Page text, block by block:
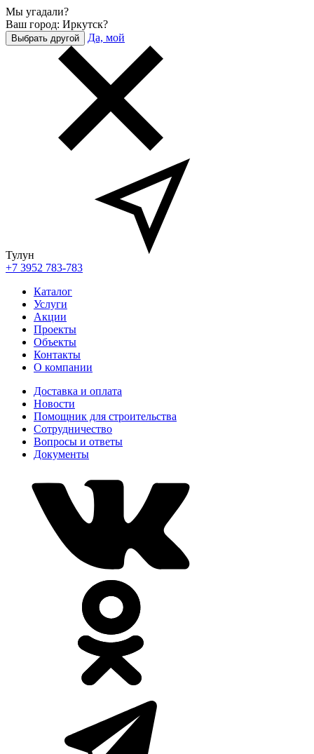
Мы угадали?
Ваш город: Иркутск?
Выбрать другой Да, мой
Тулун
+7 3952 783-783
Каталог
Услуги
Акции
Проекты
Объекты
Контакты
О компании
Доставка и оплата
Новости
Помощник для строительства
Сотрудничество
Вопросы и ответы
Документы